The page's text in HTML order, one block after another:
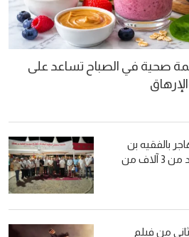
صحية في الصباح تساعد على
بالفقيه بن
صالح يستقطب أزيد من 3 آلاف من
من فيلم